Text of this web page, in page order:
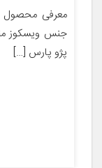
پژو پارس […]